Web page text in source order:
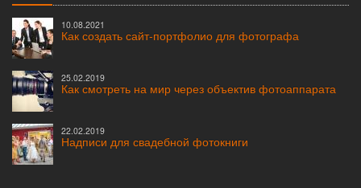
10.08.2021
Как создать сайт-портфолио для фотографа
25.02.2019
Как смотреть на мир через объектив фотоаппарата
22.02.2019
Надписи для свадебной фотокниги